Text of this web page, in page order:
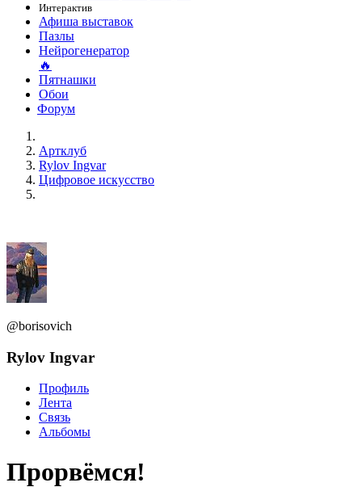
Интерактив
Афиша выставок
Пазлы
Нейрогенератор
🔥
Пятнашки
Обои
Форум
Артклуб
Rylov Ingvar
Цифровое искусство
@borisovich
Rylov Ingvar
Профиль
Лента
Связь
Альбомы
Прорвёмся!